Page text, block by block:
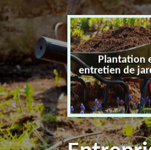
63
Plantation
entretien de